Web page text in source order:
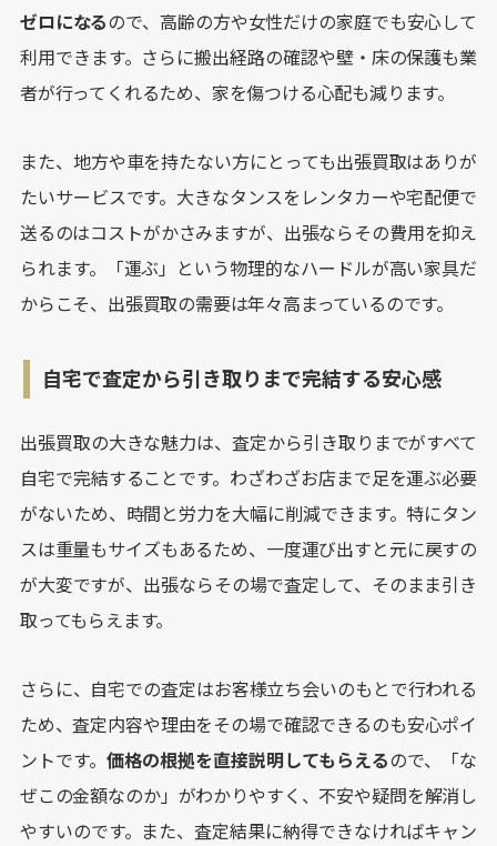
ゼロになるので、高齢の方や女性だけの家庭でも安心して
利用できます。さらに搬出経路の確認や壁・床の保護も業
者が行ってくれるため、家を傷つける心配も減ります。
また、地方や車を持たない方にとっても出張買取はありが
たいサービスです。大きなタンスをレンタカーや宅配便で
送るのはコストがかさみますが、出張ならその費用を抑え
られます。「運ぶ」という物理的なハードルが高い家具だ
からこそ、出張買取の需要は年々高まっているのです。
自宅で査定から引き取りまで完結する安心感
出張買取の大きな魅力は、査定から引き取りまでがすべて
自宅で完結することです。わざわざお店まで足を運ぶ必要
がないため、時間と労力を大幅に削減できます。特にタン
スは重量もサイズもあるため、一度運び出すと元に戻すの
が大変ですが、出張ならその場で査定して、そのまま引き
取ってもらえます。
さらに、自宅での査定はお客様立ち会いのもとで行われる
ため、査定内容や理由をその場で確認できるのも安心ポイ
ントです。 価格の根拠を直接説明してもらえるので、「な
ぜこの金額なのか」がわかりやすく、不安や疑問を解消し
やすいのです。また、査定結果に納得できなければキャン